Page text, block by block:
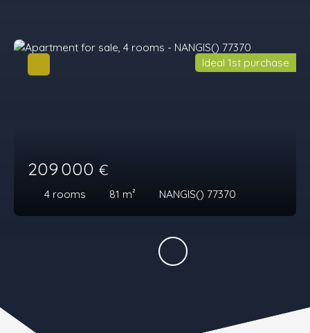
209 000 €
4 rooms 81 m² NANGIS() 77370
Ideal 1st purchase